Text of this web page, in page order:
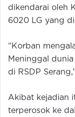
dikendarai oleh
6020 LG yang
“Korban
Meninggal
di RSDP
Akibat kejadian
terperosok ke